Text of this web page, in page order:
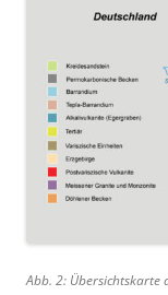
Abb. 2: Übersichtskarte